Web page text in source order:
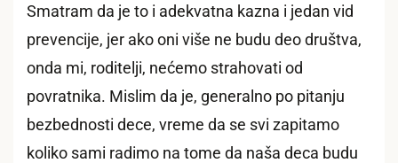
Smatram da je to i adekvatna kazna i jedan vid
prevencije, jer ako oni više ne budu deo društva,
onda mi, roditelji, nećemo strahovati od
povratnika. Mislim da je, generalno po pitanju
bezbednosti dece, vreme da se svi zapitamo
koliko sami radimo na tome da naša deca budu